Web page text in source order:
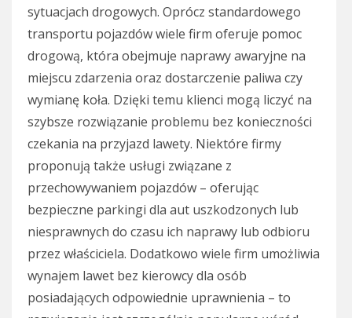
sytuacjach drogowych. Oprócz standardowego
transportu pojazdów wiele firm oferuje pomoc
drogową, która obejmuje naprawy awaryjne na
miejscu zdarzenia oraz dostarczenie paliwa czy
wymianę koła. Dzięki temu klienci mogą liczyć na
szybsze rozwiązanie problemu bez konieczności
czekania na przyjazd lawety. Niektóre firmy
proponują także usługi związane z
przechowywaniem pojazdów – oferując
bezpieczne parkingi dla aut uszkodzonych lub
niesprawnych do czasu ich naprawy lub odbioru
przez właściciela. Dodatkowo wiele firm umożliwia
wynajem lawet bez kierowcy dla osób
posiadających odpowiednie uprawnienia – to